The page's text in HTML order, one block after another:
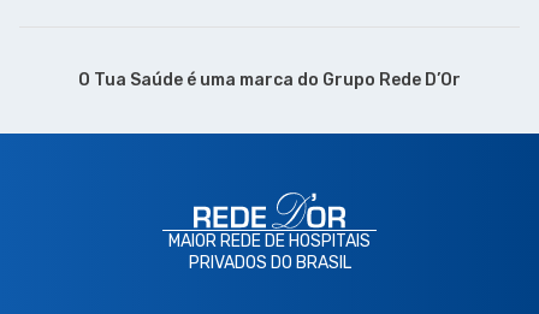
O Tua Saúde é uma marca do Grupo Rede D’Or
MAIOR REDE DE HOSPITAIS
PRIVADOS DO BRASIL